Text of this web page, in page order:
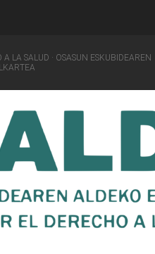
LA SALUD · OSASUN ESKUBIDEAREN